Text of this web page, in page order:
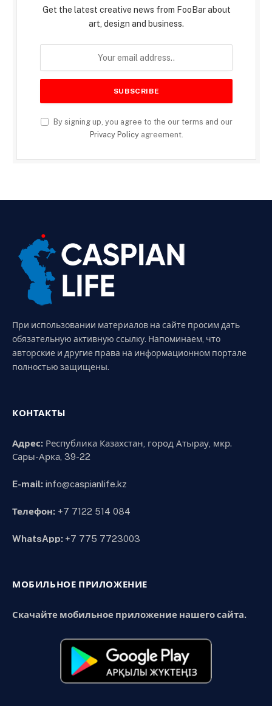
Get the latest creative news from FooBar about
art, design and business.
By signing up, you agree to the our terms and our
Privacy Policyagreement.
При использовании материалов на сайте просим дать
обязательную активную ссылку. Напоминаем, что
авторские и другие права на информационном портале
полностью защищены.
КОНТАКТЫ
Адрес: Республика Казахстан, город Атырау, мкр.
Сары-Арка, 39-22
E-mail: info@caspianlife.kz
Телефон: +7 7122 514 084
WhatsApp: +7 775 7723003
МОБИЛЬНОЕ ПРИЛОЖЕНИЕ
Скачайте мобильное приложение нашего сайта.